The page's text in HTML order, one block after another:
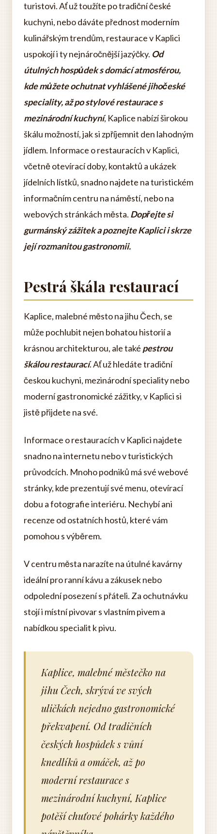
turistovi. Ať už toužíte po tradiční české
kuchyni, nebo dáváte přednost moderním
kulinářským trendům, restaurace v Kaplici
uspokojí i ty nejnáročnější jazýčky. Od
útulných hospůdek s domácí atmosférou,
kde můžete ochutnat vyhlášené jihočeské
speciality, až po stylové restaurace s
mezinárodní kuchyní, Kaplice nabízí širokou
škálu možností, jak si zpříjemnit den lahodným
jídlem. Informace o restauracích v Kaplici,
včetně otevírací doby, kontaktů a ukázek
jídelních lístků, snadno najdete na turistickém
informačním centru na náměstí, nebo na
webových stránkách města. Dopřejte si
gurmánský zážitek a poznejte Kaplici i skrze
její rozmanitou gastronomii.
Pestrá škála restaurací
Kaplice, malebné město na jihu Čech, se
může pochlubit nejen bohatou historií a
krásnou architekturou, ale také pestrou
škálou restaurací. Ať už hledáte tradiční
českou kuchyni, mezinárodní speciality nebo
moderní gastronomické zážitky, v Kaplici si
jistě přijdete na své.
Informace o restauracích v Kaplici najdete
snadno na internetu nebo v turistických
průvodcích. Mnoho podniků má své webové
stránky, kde prezentují své menu, otevírací
dobu a fotografie interiéru. Nechybí ani
recenze od ostatních hostů, které vám
pomohou s výběrem.
V centru města narazíte na útulné kavárny
ideální pro ranní kávu a zákusek nebo
odpolední posezení s přáteli. Za ochutnávku
stojí i místní pivovar s vlastním pivem a
nabídkou specialit k pivu.
Kaplice, malebné městečko na
jihu Čech, skrývá ve svých
uličkách nejedno gastronomické
překvapení. Od tradičních
českých hospůdek s vůní
knedlíků a omáček, až po
moderní restaurace s
mezinárodní kuchyní, Kaplice
potěší chuťové pohárky každého